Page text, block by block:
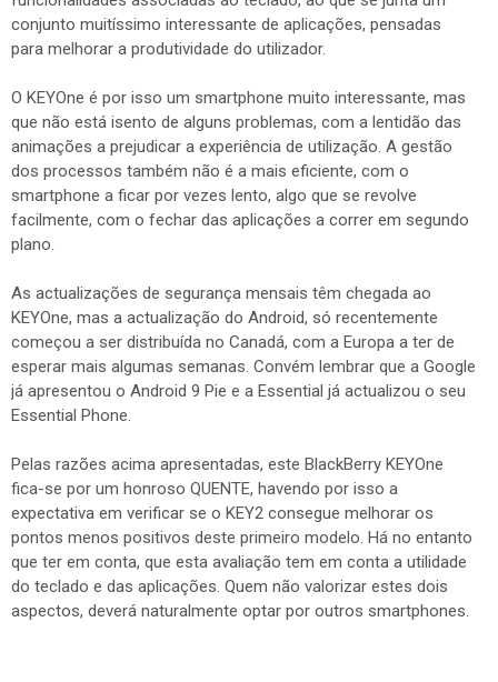
conjunto muitíssimo interessante de aplicações, pensadas
para melhorar a produtividade do utilizador.
O KEYOne é por isso um smartphone muito interessante, mas
que não está isento de alguns problemas, com a lentidão das
animações a prejudicar a experiência de utilização. A gestão
dos processos também não é a mais eficiente, com o
smartphone a ficar por vezes lento, algo que se revolve
facilmente, com o fechar das aplicações a correr em segundo
plano.
As actualizações de segurança mensais têm chegada ao
KEYOne, mas a actualização do Android, só recentemente
começou a ser distribuída no Canadá, com a Europa a ter de
esperar mais algumas semanas. Convém lembrar que a Google
já apresentou o Android 9 Pie e a Essential já actualizou o seu
Essential Phone.
Pelas razões acima apresentadas, este BlackBerry KEYOne
fica-se por um honroso QUENTE, havendo por isso a
expectativa em verificar se o KEY2 consegue melhorar os
pontos menos positivos deste primeiro modelo. Há no entanto
que ter em conta, que esta avaliação tem em conta a utilidade
do teclado e das aplicações. Quem não valorizar estes dois
aspectos, deverá naturalmente optar por outros smartphones.